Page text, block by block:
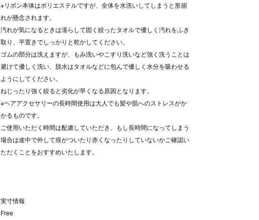
※リボン本体はポリエステルですが、全体を水洗いしてしまうと形崩
れが懸念されます。
汚れが気になるときは濡らして固く絞ったタオルで優しく汚れをふき
取り、平置きでしっかりと乾かしてください。
ゴムの部分は洗えますが、もみ洗いやこすり洗いなど強く洗うことは
避けて優しく洗い、脱水はタオルなどに包んで優しく水分を吸わせる
ようにしてください。
ねじったり強く絞ると劣化が早くなる原因となります。
※ヘアアクセサリーの長時間使用は大人でも髪や肌へのストレスがか
かるものです。
ご使用いただく時間は配慮していただき、もし長時間になってしまう
場合は途中で外して痕がついたり赤くなったりしていないかご確認い
ただくことをおすすめいたします。
実寸情報
Free